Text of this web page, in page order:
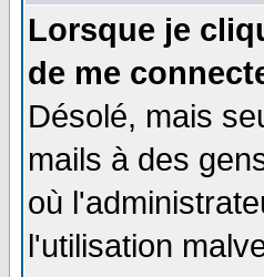
Lorsque je
de me
Désolé, mais
mails à des
où
l'utilisation